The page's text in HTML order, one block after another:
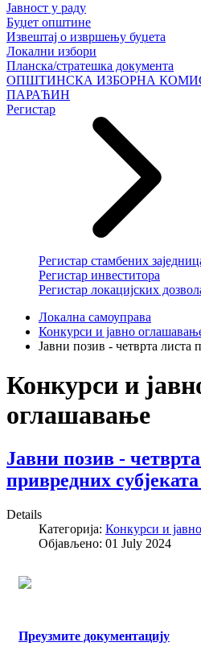
Јавност у раду
Буџет општине
Извештај о извршењу буџета
Локални избори
Планска/стратешка документа
ОПШТИНСКА ИЗБОРНА
ПАРАЋИН
Регистар
Регистар стамбених
Регистар инвеститора
Регистар локацијских
Локална самоуправа
Конкурси и јавно
Јавни позив - четврта листа
Конкурси и
оглашавање
Јавни позив -
привредних
Details
Категорија: Конкурси и
Објављено: 01 July 2024
Преузмите документацију